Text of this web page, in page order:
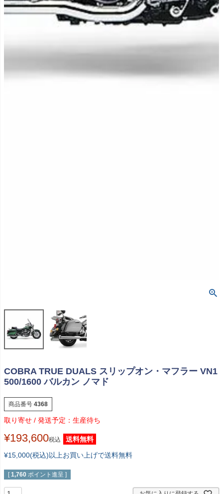
COBRA TRUE DUALS スリップオン・マフラー VN1
500/1600 バルカン ノマド
商品番号 4368
生産待ち
¥193,600税込
送料無料
¥15,000(税込)以上お買い上げで送料無料
[ 1,760 ポイント進呈 ]